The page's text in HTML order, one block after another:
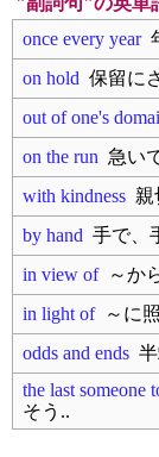
once every year
on hold 保留に
out of one's
on the run 急い
with kindness 親
by hand 手で、
in view of～か
in light of～に照
odds and ends
the last someone
そう..